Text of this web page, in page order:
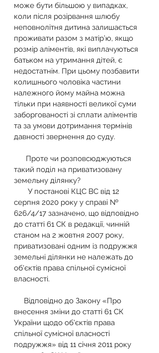
може бути більшою у випадках,
коли після розірвання шлюбу
неповнолітня дитина залишається
проживати разом з матір’ю, якщо
розмір аліментів, які виплачуються
батьком на утримання дітей, є
недостатнім. При цьому позбавити
колишнього чоловіка частини
належного йому майна можна
тільки при наявності великої суми
заборгованості зі сплати аліментів
та за умови дотримання термінів
давності звернення до суду.
такий поділ на приватизовану
земельну ділянку?
серпня 2020 року у справі №
626/4/17 зазначено, що відповідно
до статті 61 СК в редакції, чинній
станом на 2 жовтня 2007 року,
приватизовані одним із подружжя
земельні ділянки не належать до
об'єктів права спільної сумісної
власності.
внесення зміни до статті 61 СК
України щодо об'єктів права
спільної сумісної власності
подружжя» від 11 січня 2011 року